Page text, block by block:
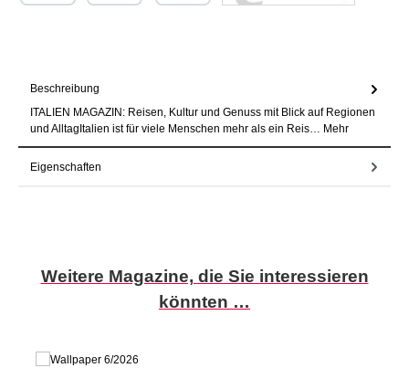
Beschreibung
ITALIEN MAGAZIN: Reisen, Kultur und Genuss mit Blick auf Regionen
und AlltagItalien ist für viele Menschen mehr als ein Reis… Mehr
Eigenschaften
Produktgalerie überspringen
Weitere Magazine, die Sie interessieren
könnten …